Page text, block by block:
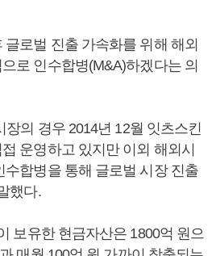
로벌 진출 가속화를 위해 해외
로 인수합병(M&A)하겠다는 의
장의 경우 2014년 12월 잇츠스킨
운영하고 있지만 이외 해외시
수합병을 통해 글로벌 시장 진출
했다.
보유한 현금자산은 1800억 원으